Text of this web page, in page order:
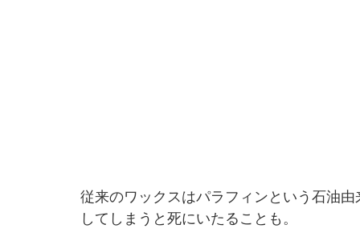
従来のワックスはパラフィンという石油
してしまうと死にいたることも。